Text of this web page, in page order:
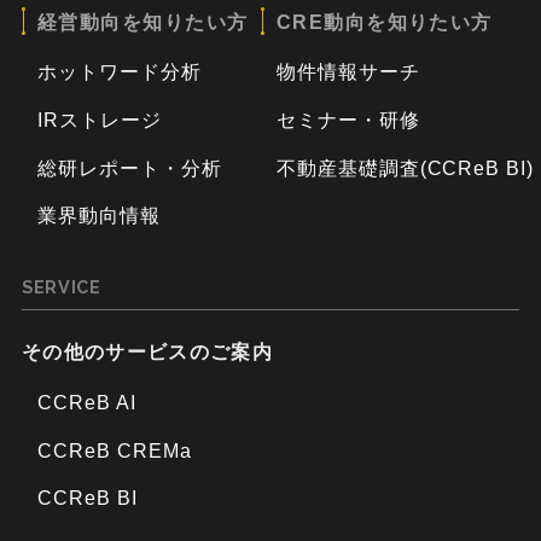
経営動向を知りたい方
ホットワード分析
IRストレージ
総研レポート・分析
業界動向情報
CRE動向を知りたい方
物件情報サーチ
セミナー・研修
不動産基礎調査(CCReB BI)
SERVICE
その他のサービスのご案内
CCReB AI
CCReB CREMa
CCReB BI